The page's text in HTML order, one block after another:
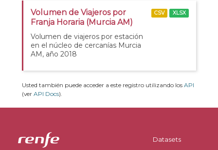
Volumen de Viajeros por
Franja Horaria (Murcia AM)
Volumen de viajeros por estación
en el núcleo de cercanías Murcia
AM, año 2018
CSV XLSX
Usted también puede acceder a este registro utilizando los API
(ver API Docs).
Datasets